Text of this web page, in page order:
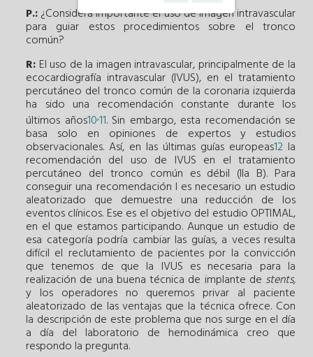
P.:¿Considera importante el uso de imagen intravascular
para guiar estos procedimientos sobre el tronco
común?
R: El uso de la imagen intravascular, principalmente de la
ecocardiografía intravascular (IVUS), en el tratamiento
percutáneo del tronco común de la coronaria izquierda
ha sido una recomendación constante durante los
últimos años10,11. Sin embargo, esta recomendación se
basa solo en opiniones de expertos y estudios
observacionales. Así, en las últimas guías europeas12 la
recomendación del uso de IVUS en el tratamiento
percutáneo del tronco común es débil (IIa B). Para
conseguir una recomendación I es necesario un estudio
aleatorizado que demuestre una reducción de los
eventos clínicos. Ese es el objetivo del estudio OPTIMAL,
en el que estamos participando. Aunque un estudio de
esa categoría podría cambiar las guías, a veces resulta
difícil el reclutamiento de pacientes por la convicción
que tenemos de que la IVUS es necesaria para la
realización de una buena técnica de implante de stents,
y los operadores no queremos privar al paciente
aleatorizado de las ventajas que la técnica ofrece. Con
la descripción de este problema que nos surge en el día
a día del laboratorio de hemodinámica creo que
respondo la pregunta.